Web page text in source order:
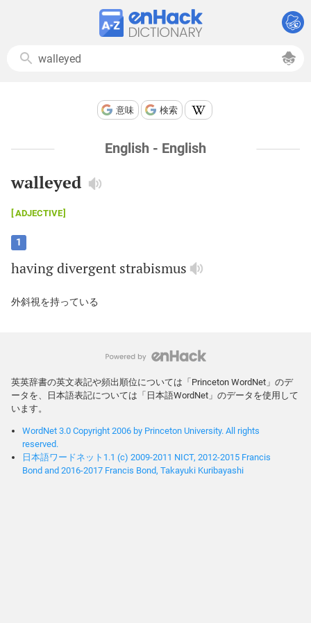
意味 検索
English - English
walleyed
ADJECTIVE
1
havingdivergent strabismus
外斜視を持っている
英英辞書の英文表記や頻出順位については「Princeton WordNet」のデ
ータを、日本語表記については「日本語WordNet」のデータを使用して
います。
WordNet 3.0 Copyright 2006 by Princeton University. All rights
reserved.
日本語ワードネット1.1 (c) 2009-2011 NICT, 2012-2015 Francis
Bond and 2016-2017 Francis Bond, Takayuki Kuribayashi